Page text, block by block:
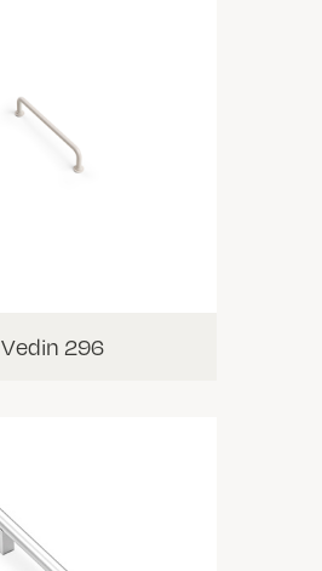
Vedin 296